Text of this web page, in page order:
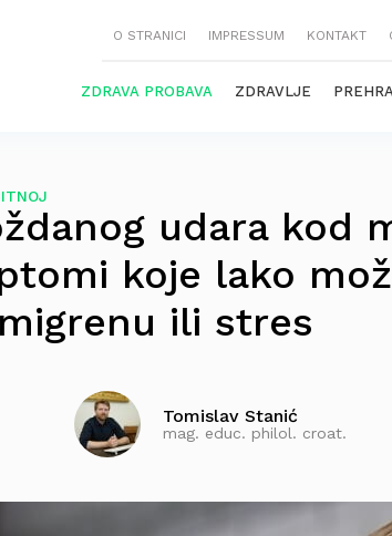
O STRANICI IMPRESSUM KONTAKT
ZDRAVA PROBAVA ZDRAVLJE
udara kod
koje lako
ili stres
Tomislav Stanić
mag. educ. philol. croat.